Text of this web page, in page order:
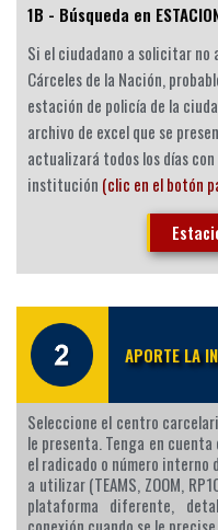
1B - Búsqueda en
Si el ciudadano a solicitar no
Cárceles de la Nación,
estación de policía de la
archivo de excel que se
actualizará todos los días
institución (clic en el botón
APORTE LA
Seleccione el centro
le presenta. Tenga en
el radicado o número
a utilizar (TEAMS, ZOOM,
plataforma diferente,